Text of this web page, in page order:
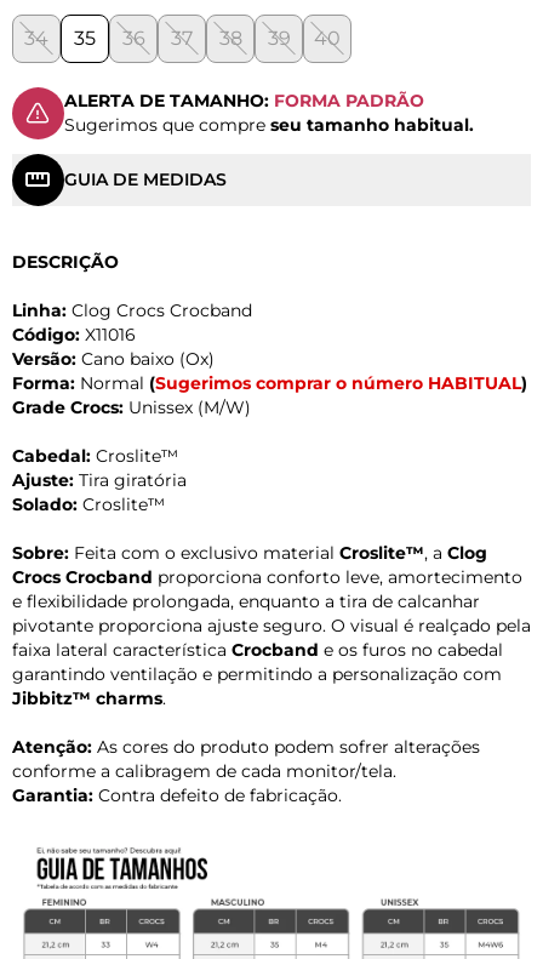
34 35 36 37 38 39 40
ALERTA DE TAMANHO: FORMA PADRÃO
Sugerimos que compre seu tamanho habitual.
GUIA DE MEDIDAS
DESCRIÇÃO
Linha: Clog Crocs Crocband
Código: X11016
Versão: Cano baixo (Ox)
Forma: Normal (Sugerimos comprar o número HABITUAL)
Grade Crocs: Unissex (M/W)
Cabedal: Croslite™
Ajuste: Tira giratória
Solado: Croslite™
Sobre: Feita com o exclusivo material Croslite™, a Clog
Crocs Crocband proporciona conforto leve, amortecimento
e flexibilidade prolongada, enquanto a tira de calcanhar
pivotante proporciona ajuste seguro. O visual é realçado pela
faixa lateral característica Crocband e os furos no cabedal
garantindo ventilação e permitindo a personalização com
Jibbitz™ charms.
Atenção: As cores do produto podem sofrer alterações
conforme a calibragem de cada monitor/tela.
Garantia: Contra defeito de fabricação.